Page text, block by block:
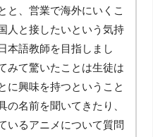
と、営業で海外にいくこ
人と接したいという気持
本語教師を目指しまし
みて驚いたことは生徒は
に興味を持つということ
の名前を聞いてきたり、
いるアニメについて質問